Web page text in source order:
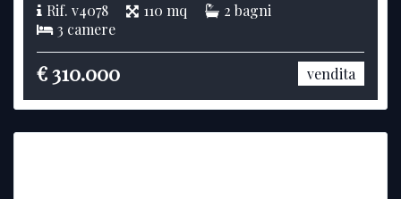
Rif. v4078 110 mq
2 bagni
3 camere
€ 310.000 vendita